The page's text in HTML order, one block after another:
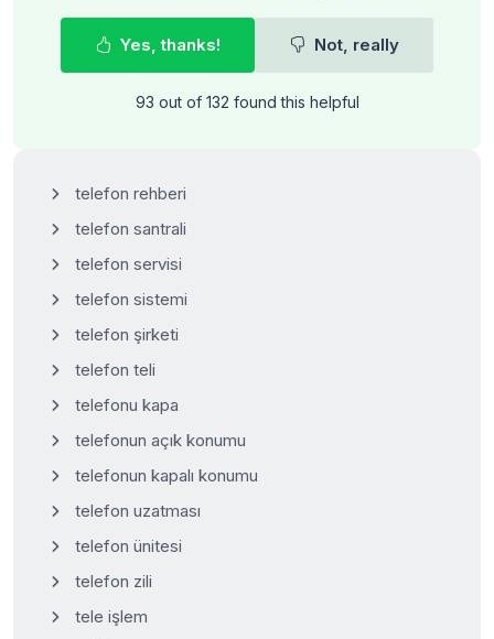
Yes, thanks! Not, really
93 out of 132 found this helpful
telefon rehberi
telefon santrali
telefon servisi
telefon sistemi
telefon şirketi
telefon teli
telefonu kapa
telefonun açık konumu
telefonun kapalı konumu
telefon uzatması
telefon ünitesi
telefon zili
tele işlem